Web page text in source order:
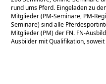
rund ums Pferd. Eingeladen zu
Mitglieder (PM-Seminare, PM-
Seminare) sind alle
Mitglieder (PM) der FN. FN-
Ausbilder mit Qualifikation,